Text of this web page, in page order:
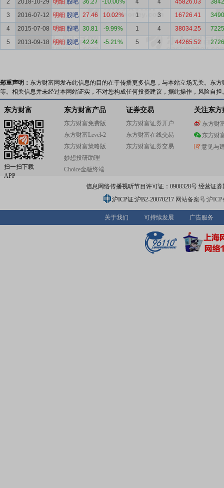
2
2018-10-29 明细 股吧 36.27 -10.00% 4 4 45826.03
3
2016-07-12 明细 股吧 27.46 10.02% 1 3 16726.41
4
2015-07-08 明细 股吧 30.81 -9.99% 1 4 38034.25
5
2013-09-18 明细 股吧 42.24 -5.21% 5 4 44265.52
郑重声明： 东方财富网发布此信息的目的在于传播更多信息，与本站立场无关。东
等。相关信息并未经过本网站证实，不对您构成任何投资建议，据此操作，风险自担